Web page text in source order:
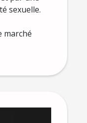
sexuelle.
marché